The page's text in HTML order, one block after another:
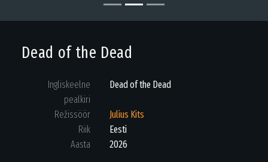
Dead of the Dead
Ingliskeelne
pealkiri
Dead of the Dead
Režissöör
Julius Kits
Riik
Eesti
Aasta
2026